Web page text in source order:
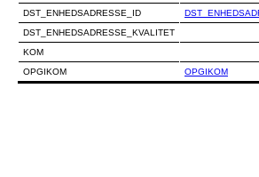
DST_ENHEDSADRESSE_ID
DST_ENHEDSADRESSE_KVALITET
KOM
OPGIKOM
OPGIKOM